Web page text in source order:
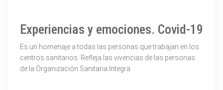
Experiencias y emociones. Covid-19
Es un homenaje a todas las personas que trabajan en los
centros sanitarios. Refleja las vivencias de las personas
de la Organización Sanitaria Integra